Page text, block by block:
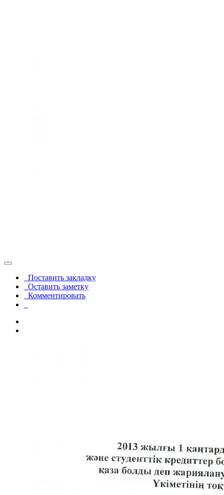
Поставить закладку
Оставить заметку
Комментировать